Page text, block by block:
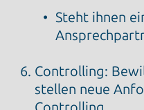
Steht ihnen
Controlling:
stellen neue